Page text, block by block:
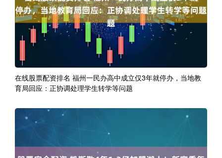
在线股票配资排名 福州一民办高中成立仅3年就停办，当地教
育局回应：正协调处理学生转学等问题